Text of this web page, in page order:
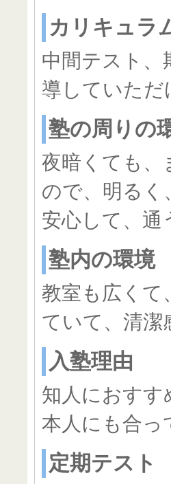
カリキュラ
中間テスト、
導していただ
塾の周りの
夜暗くても、
ので、明るく
安心して、通
塾内の環境
教室も広くて
ていて、清潔
入塾理由
知人におすす
本人にも合っ
定期テスト